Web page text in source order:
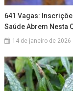
641 Vagas:
Saúde Abrem Nesta
14 de janeiro de 2026